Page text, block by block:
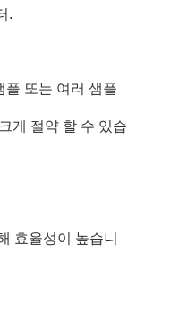
.
플 또는 여러 샘플
게 절약 할 수 있습
효율성이 높습니